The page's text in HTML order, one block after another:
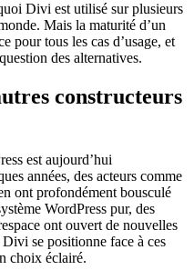
Divi est utilisé sur plusieurs
Mais la maturité d’un
pour tous les cas d’usage, et
des alternatives.
constructeurs
est aujourd’hui
années, des acteurs comme
ont profondément bousculé
WordPress pur, des
ont ouvert de nouvelles
se positionne face à ces
choix éclairé.